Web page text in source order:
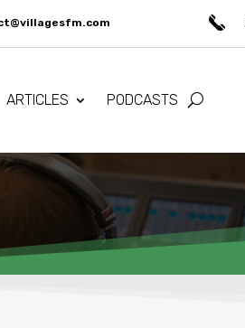
ARTICLES PODCASTS